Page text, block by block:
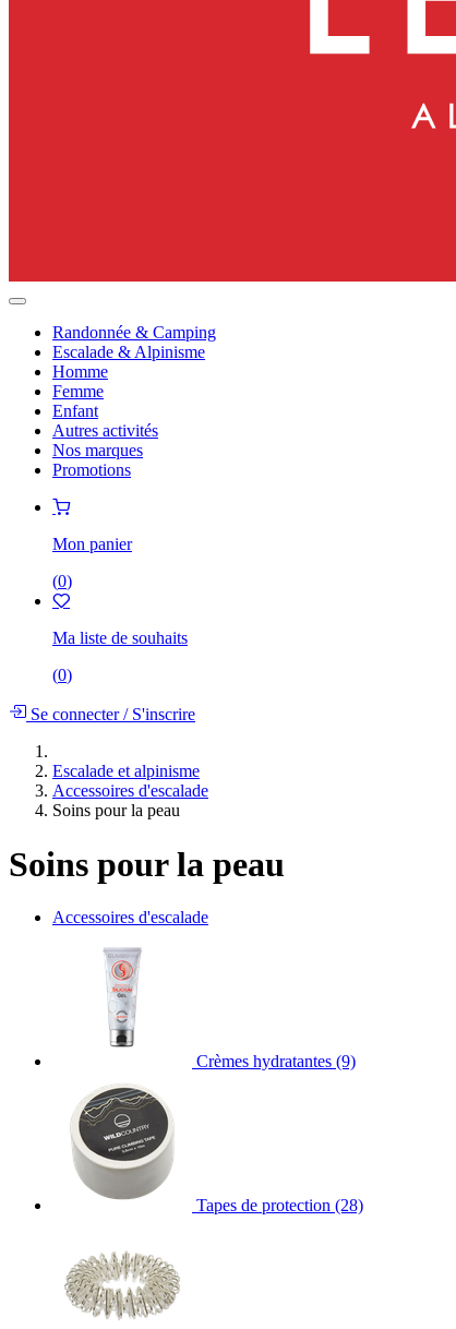
Randonnée & Camping
Escalade & Alpinisme
Homme
Femme
Enfant
Autres activités
Nos marques
Promotions
Mon panier
(0)
Ma liste de souhaits
(0)
Se connecter/S'inscrire
Escalade et alpinisme
Accessoires d'escalade
Soins pour la peau
Soins pour la peau
Accessoires d'escalade
Crèmes hydratantes (9)
Tapes de protection (28)